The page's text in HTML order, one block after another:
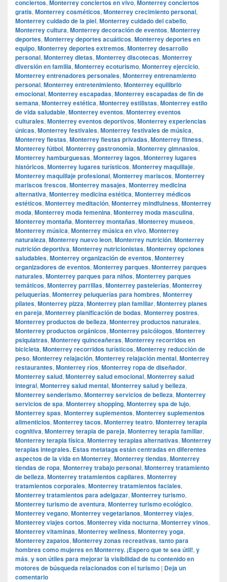
conciertos, Monterrey conciertos en vivo, Monterrey conciertos
gratis, Monterrey cosméticos, Monterrey crecimiento personal,
Monterrey cuidado de la piel, Monterrey cuidado del cabello,
Monterrey cultura, Monterrey decoración de eventos, Monterrey
deportes, Monterrey deportes acuáticos, Monterrey deportes en
equipo, Monterrey deportes extremos, Monterrey desarrollo
personal, Monterrey dietas, Monterrey discotecas, Monterrey
diversión en familia, Monterrey ecoturismo, Monterrey ejercicio,
Monterrey entrenadores personales, Monterrey entrenamiento
personal, Monterrey entretenimiento, Monterrey equilibrio
emocional, Monterrey escapadas, Monterrey escapadas de fin de
semana, Monterrey estética, Monterrey estilistas, Monterrey estilo
de vida saludable, Monterrey eventos, Monterrey eventos
culturales, Monterrey eventos deportivos, Monterrey experiencias
únicas, Monterrey festivales, Monterrey festivales de música,
Monterrey fiestas, Monterrey fiestas privadas, Monterrey fitness,
Monterrey fútbol, Monterrey gastronomía, Monterrey gimnasios,
Monterrey hamburguesas, Monterrey lagos, Monterrey lugares
históricos, Monterrey lugares turísticos, Monterrey maquillaje,
Monterrey maquillaje profesional, Monterrey mariscos, Monterrey
mariscos frescos, Monterrey masajes, Monterrey medicina
alternativa, Monterrey medicina estética, Monterrey médicos
estéticos, Monterrey meditación, Monterrey mindfulness, Monterrey
moda, Monterrey moda femenina, Monterrey moda masculina,
Monterrey montaña, Monterrey montañas, Monterrey museos,
Monterrey música, Monterrey música en vivo, Monterrey
naturaleza, Monterrey nuevo leon, Monterrey nutrición, Monterrey
nutrición deportiva, Monterrey nutricionistas, Monterrey opciones
saludables, Monterrey organización de eventos, Monterrey
organizadores de eventos, Monterrey parques, Monterrey parques
naturales, Monterrey parques para niños, Monterrey parques
temáticos, Monterrey parrillas, Monterrey pastelerías, Monterrey
peluquerías, Monterrey peluquerías para hombres, Monterrey
pilates, Monterrey pizza, Monterrey plan familiar, Monterrey planes
en pareja, Monterrey planificación de bodas, Monterrey postres,
Monterrey productos de belleza, Monterrey productos naturales,
Monterrey productos orgánicos, Monterrey psicólogos, Monterrey
psiquiatras, Monterrey quinceañeras, Monterrey recorridos en
bicicleta, Monterrey recorridos turísticos, Monterrey reducción de
peso, Monterrey relajación, Monterrey relajación mental, Monterrey
restaurantes, Monterrey ríos, Monterrey ropa de diseñador,
Monterrey salud, Monterrey salud emocional, Monterrey salud
integral, Monterrey salud mental, Monterrey salud y belleza,
Monterrey senderismo, Monterrey servicios de belleza, Monterrey
servicios de spa, Monterrey shopping, Monterrey spa de lujo,
Monterrey spas, Monterrey suplementos, Monterrey suplementos
alimenticios, Monterrey tacos, Monterrey teatro, Monterrey terapia
cognitiva, Monterrey terapia de pareja, Monterrey terapia familiar,
Monterrey terapia física, Monterrey terapias alternativas, Monterrey
terapias integrales. Estas metatags están centradas en diferentes
aspectos de la vida en Monterrey, Monterrey tiendas, Monterrey
tiendas de ropa, Monterrey trabajo personal, Monterrey tratamiento
de belleza, Monterrey tratamientos capilares, Monterrey
tratamientos corporales, Monterrey tratamientos faciales,
Monterrey tratamientos para adelgazar, Monterrey turismo,
Monterrey turismo de aventura, Monterrey turismo ecológico,
Monterrey vegano, Monterrey vegetarianos, Monterrey viajes,
Monterrey viajes cortos, Monterrey vida nocturna, Monterrey vinos,
Monterrey vitaminas, Monterrey wellness, Monterrey yoga,
Monterrey zapatos, Monterrey zonas recreativas, tanto para
hombres como mujeres en Monterrey. ¡Espero que te sea útil!, y
más, y son útiles para mejorar la visibilidad de tu contenido en
motores de búsqueda relacionados con el turismo | Deja un
comentario